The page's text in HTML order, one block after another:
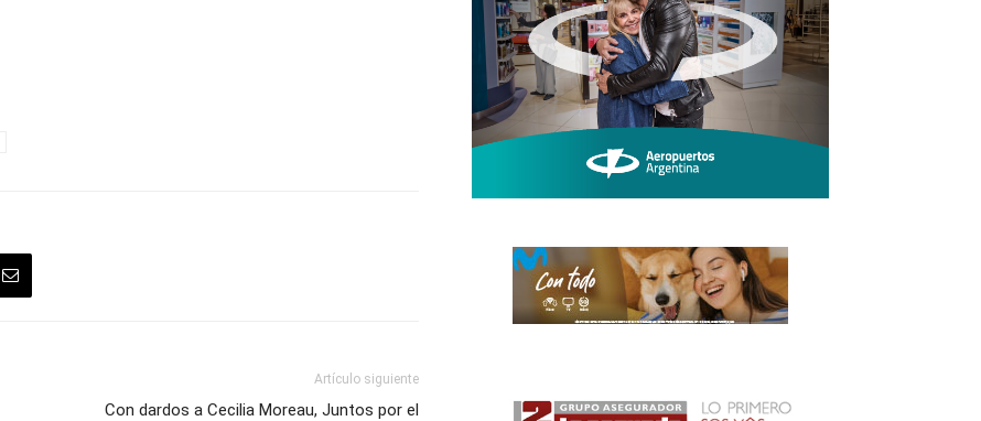
Artículo siguiente
Con dardos a Cecilia Moreau, Juntos por el